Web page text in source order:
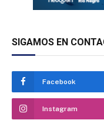
SIGAMOS EN
Facebook
Instagram